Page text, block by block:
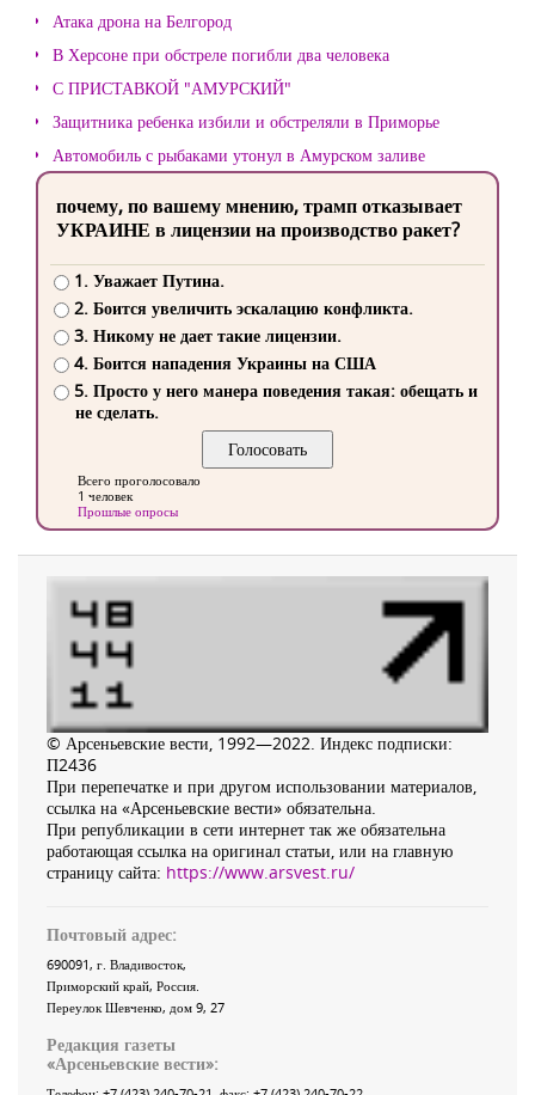
Атака дрона на Белгород
В Херсоне при обстреле погибли два человека
С ПРИСТАВКОЙ "АМУРСКИЙ"
Защитника ребенка избили и обстреляли в Приморье
Автомобиль с рыбаками утонул в Амурском заливе
почему, по вашему мнению, трамп отказывает
УКРАИНЕ в лицензии на производство ракет?
1. Уважает Путина.
2. Боится увеличить эскалацию конфликта.
3. Никому не дает такие лицензии.
4. Боится нападения Украины на США
5. Просто у него манера поведения такая: обещать и
не сделать.
Всего проголосовало
1 человек
Прошлые опросы
© Арсеньевские вести, 1992—2022. Индекс подписки:
П2436
При перепечатке и при другом использовании материалов,
ссылка на «Арсеньевские вести» обязательна.
При републикации в сети интернет так же обязательна
работающая ссылка на оригинал статьи, или на главную
страницу сайта: https://www.arsvest.ru/
Почтовый адрес:
690091, г. Владивосток,
Приморский край, Россия
Переулок Шевченко, дом 9, 27
Редакция газеты
«Арсеньевские вести»: